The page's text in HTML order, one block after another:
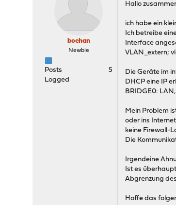
boehan
Newbie
Posts
5
Logged
Hallo
ich habe ein
Ich betreibe
Interface
VLAN_extern;
Die Geräte im
DHCP eine IP
BRIDGE0:
Mein Problem
oder ins
keine Firewall-
Die
Irgendeine
Ist es
Abgrenzung
Hoffe das